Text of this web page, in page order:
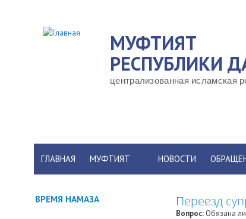
МУФТИЯТ
РЕСПУБЛИКИ
централизованная исламская
ГЛАВНАЯ МУФТИЯТ НОВОСТИ
Переезд
Вопрос: Обязана
ВРЕМЯ НАМАЗА